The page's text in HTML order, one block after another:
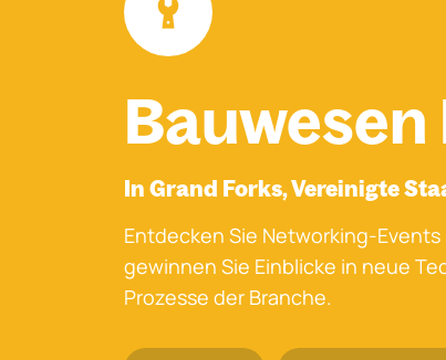
Bauwesen
In Grand Forks, Vereinigte
Entdecken Sie Networking-
gewinnen Sie Einblicke in neue
Prozesse der Branche.